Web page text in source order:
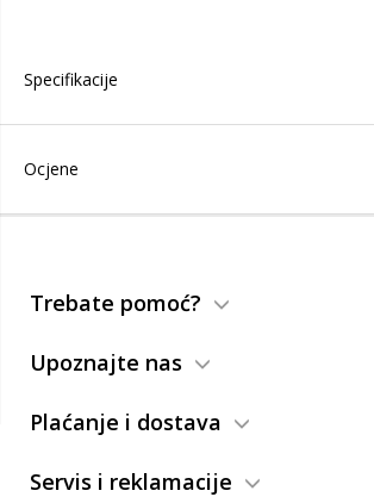
Specifikacije
Ocjene
Trebate pomoć?
Upoznajte nas
Plaćanje i dostava
Servis i reklamacije